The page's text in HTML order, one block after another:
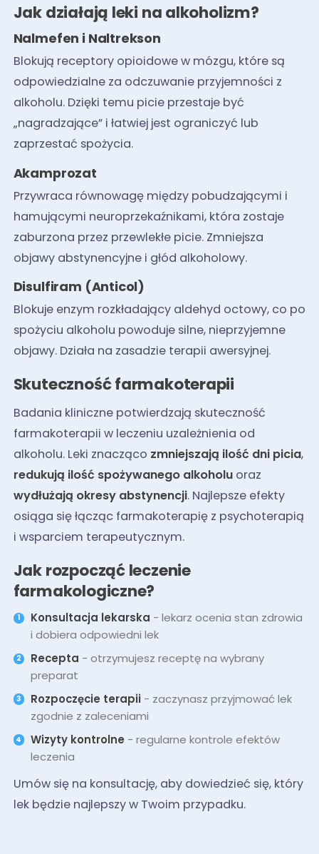
Jak działają leki na alkoholizm?
Nalmefen i Naltrekson
Blokują receptory opioidowe w mózgu, które są
odpowiedzialne za odczuwanie przyjemności z
alkoholu. Dzięki temu picie przestaje być
„nagradzające” i łatwiej jest ograniczyć lub
zaprzestać spożycia.
Akamprozat
Przywraca równowagę między pobudzającymi i
hamującymi neuroprzekaźnikami, która zostaje
zaburzona przez przewlekłe picie. Zmniejsza
objawy abstynencyjne i głód alkoholowy.
Disulfiram (Anticol)
Blokuje enzym rozkładający aldehyd octowy, co po
spożyciu alkoholu powoduje silne, nieprzyjemne
objawy. Działa na zasadzie terapii awersyjnej.
Skuteczność farmakoterapii
Badania kliniczne potwierdzają skuteczność
farmakoterapii w leczeniu uzależnienia od
alkoholu. Leki znacząco zmniejszają ilość dni picia,
redukują ilość spożywanego alkoholuoraz
wydłużają okresy abstynencji. Najlepsze efekty
osiąga się łącząc farmakoterapię z psychoterapią
i wsparciem terapeutycznym.
Jak rozpocząć leczenie
farmakologiczne?
Konsultacja lekarska - lekarz ocenia stan zdrowia
i dobiera odpowiedni lek
Recepta - otrzymujesz receptę na wybrany
preparat
Rozpoczęcie terapii - zaczynasz przyjmować lek
zgodnie z zaleceniami
Wizyty kontrolne - regularne kontrole efektów
leczenia
Umów się na konsultację, aby dowiedzieć się, który
lek będzie najlepszy w Twoim przypadku.